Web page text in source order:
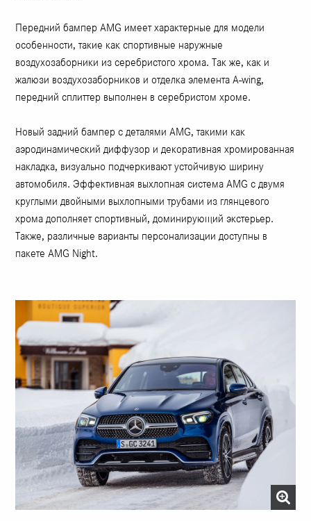
Передний бампер AMG имеет характерные для модели
особенности, такие как спортивные наружные
воздухозаборники из серебристого хрома. Так же, как и
жалюзи воздухозаборников и отделка элемента A-wing,
передний сплиттер выполнен в серебристом хроме.
Новый задний бампер с деталями AMG, такими как
аэродинамический диффузор и декоративная хромированная
накладка, визуально подчеркивают устойчивую ширину
автомобиля. Эффективная выхлопная система AMG с двумя
круглыми двойными выхлопными трубами из глянцевого
хрома дополняет спортивный, доминирующий экстерьер.
Также, различные варианты персонализации доступны в
пакете AMG Night.